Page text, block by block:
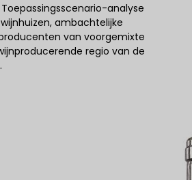
analyse
ambachtelijke
van voorgemixte
regio van de